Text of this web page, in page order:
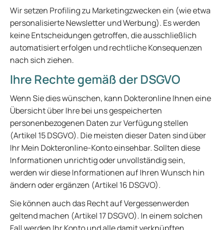
Wir setzen Profiling zu Marketingzwecken ein (wie etwa
personalisierte Newsletter und Werbung). Es werden
keine Entscheidungen getroffen, die ausschließlich
automatisiert erfolgen und rechtliche Konsequenzen
nach sich ziehen.
Ihre Rechte gemäß der DSGVO
Wenn Sie dies wünschen, kann Dokteronline Ihnen eine
Übersicht über Ihre bei uns gespeicherten
personenbezogenen Daten zur Verfügung stellen
(Artikel 15 DSGVO). Die meisten dieser Daten sind über
Ihr Mein Dokteronline-Konto einsehbar. Sollten diese
Informationen unrichtig oder unvollständig sein,
werden wir diese Informationen auf Ihren Wunsch hin
ändern oder ergänzen (Artikel 16 DSGVO).
Sie können auch das Recht auf Vergessenwerden
geltend machen (Artikel 17 DSGVO). In einem solchen